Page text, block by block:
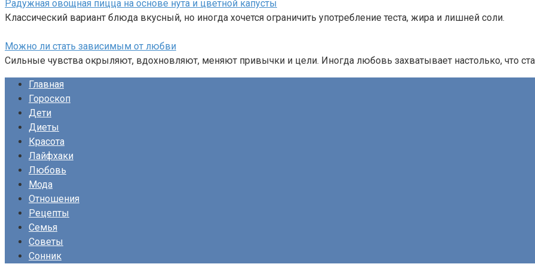
Радужная овощная пицца на основе нута и цветной капусты
Классический вариант блюда вкусный, но иногда хочется ограничить употребление теста, жира и лишней соли.
Можно ли стать зависимым от любви
Сильные чувства окрыляют, вдохновляют, меняют привычки и цели. Иногда любовь захватывает настолько, что
Главная
Гороскоп
Дети
Диеты
Красота
Лайфхаки
Любовь
Мода
Отношения
Рецепты
Семья
Советы
Сонник